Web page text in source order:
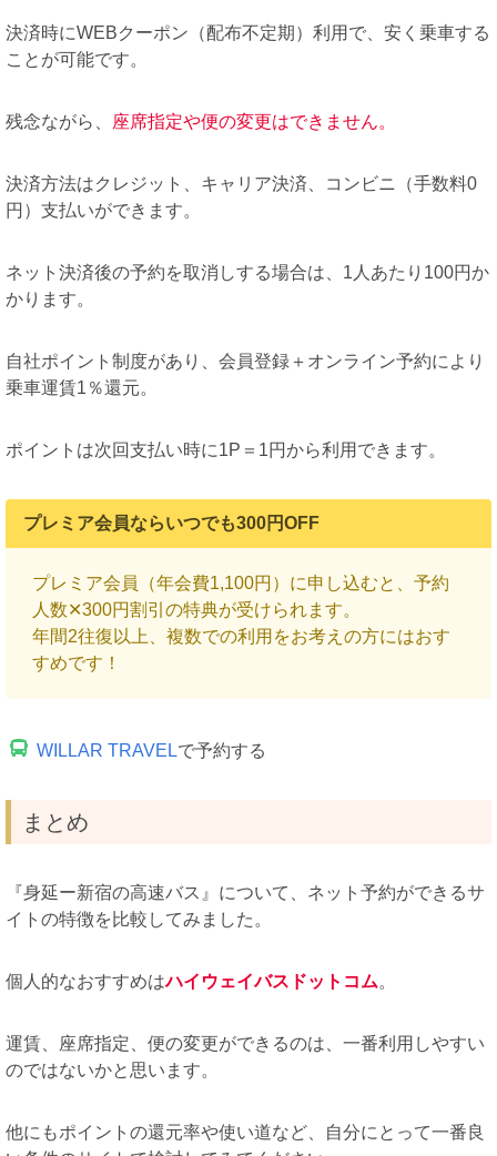
決済時にWEBクーポン（配布不定期）利用で、安く乗車する
ことが可能です。
残念ながら、 座席指定や便の変更はできません。
決済方法はクレジット、キャリア決済、コンビニ（手数料0
円）支払いができます。
ネット決済後の予約を取消しする場合は、1人あたり100円か
かります。
自社ポイント制度があり、会員登録＋オンライン予約により
乗車運賃1％還元。
ポイントは次回支払い時に1P＝1円から利用できます。
プレミア会員ならいつでも300円OFF
プレミア会員（年会費1,100円）に申し込むと、予約
人数✕300円割引の特典が受けられます。
年間2往復以上、複数での利用をお考えの方にはおす
すめです！
WILLAR TRAVELで予約する
まとめ
『身延ー新宿の高速バス』について、ネット予約ができるサ
イトの特徴を比較してみました。
個人的なおすすめはハイウェイバスドットコム。
運賃、座席指定、便の変更ができるのは、一番利用しやすい
のではないかと思います。
他にもポイントの還元率や使い道など、自分にとって一番良